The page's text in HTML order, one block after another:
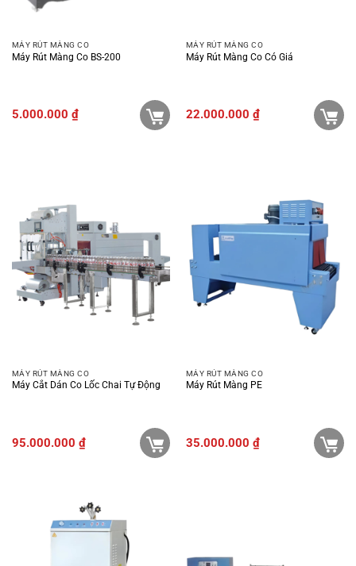
MÁY RÚT MÀNG CO
Máy Rút Màng Co BS-200
5.000.000 ₫
MÁY RÚT MÀNG CO
Máy Rút Màng Co Có Giá
22.000.000 ₫
MÁY RÚT MÀNG CO
Máy Cắt Dán Co Lốc Chai Tự Động
95.000.000 ₫
MÁY RÚT MÀNG CO
Máy Rút Màng PE
35.000.000 ₫